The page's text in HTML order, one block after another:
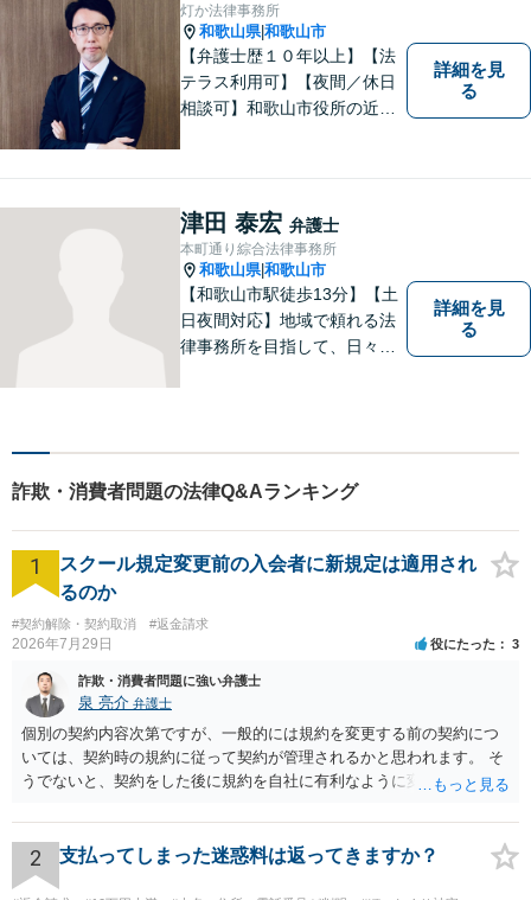
悩みの方は、お気軽にご相談
ください。
灯か法律事務所
和歌山県|和歌山市
【弁護士歴１０年以上】【法
テラス利用可】【夜間／休日
相談可】和歌山市役所の近
す。一人で悩まず、まずはご
相談ください。あなたの灯り
となれるよう誠心誠意努めま
す。
詳細を見
る
津田 泰宏 弁護士
本町通り綜合法律事務所
和歌山県|和歌山市
【和歌山市駅徒歩13分】【土
日夜間対応】地域で頼れる法
律事務所を目指して、日々尽
能です。まずはお気軽にご相
詳細を見
る
詐欺・消費者問題の法律Q&Aランキング
1
スクール規定変更前の入会者に新規定は適用され
るのか
#契約解除・契約取消 #返金請求
2026年7月29日 役にたった 3
詐欺・消費者問題に強い弁護士
泉 亮介 弁護士
個別の契約内容次第ですが、一般的には規約を変更する前の契約につ
いては、契約時の規約に従って契約が管理されるかと思われます。 そ
うでないと、契約をした後に規約を自社に有利なように変更し、それ
る場合があるかと思われます。
2 支払ってしまった迷惑料は返ってきますか？